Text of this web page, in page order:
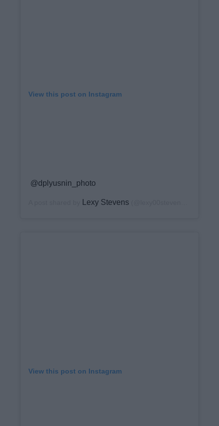
View this post on Instagram
@dplyusnin_photo
Lexy Stevens(@lexy00stevens) on
View this post on Instagram